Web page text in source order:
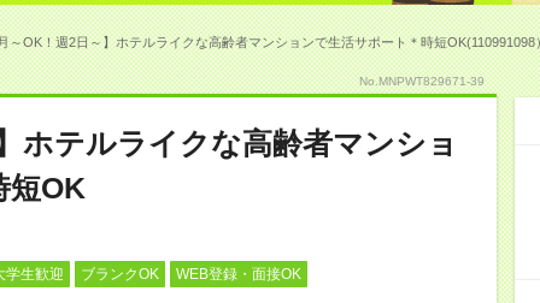
～OK！週2日～】ホテルライクな高齢者マンションで生活サポート＊時短OK(110991098
No.MNPWT829671-39
ホテルライクな高齢者マンショ
短OK
学生歓迎 ブランクOK WEB登録・面接OK